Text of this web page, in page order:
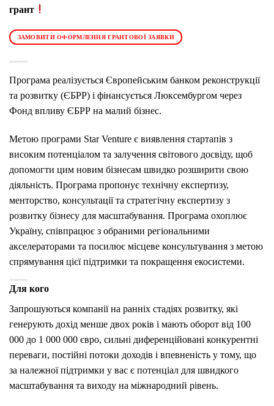
грант
ЗАМОВИТИ ОФОРМЛЕННЯ ГРАНТОВОЇ ЗАЯВКИ
Програма реалізується Європейським банком реконструкції
та розвитку (ЄБРР) і фінансується Люксембургом через
Фонд впливу ЄБРР на малий бізнес.
Метою програми Star Venture є виявлення стартапів з
високим потенціалом та залучення світового досвіду, щоб
допомогти цим новим бізнесам швидко розширити свою
діяльність. Програма пропонує технічну експертизу,
менторство, консультації та стратегічну експертизу з
розвитку бізнесу для масштабування. Програма охоплює
Україну, співпрацює з обраними регіональними
акселераторами та посилює місцеве консультування з метою
спрямування цієї підтримки та покращення екосистеми.
Для кого
Запрошуються компанії на ранніх стадіях розвитку, які
генерують дохід менше двох років і мають оборот від 100
000 до 1 000 000 євро, сильні диференційовані конкурентні
переваги, постійні потоки доходів і впевненість у тому, що
за належної підтримки у вас є потенціал для швидкого
масштабування та виходу на міжнародний рівень.